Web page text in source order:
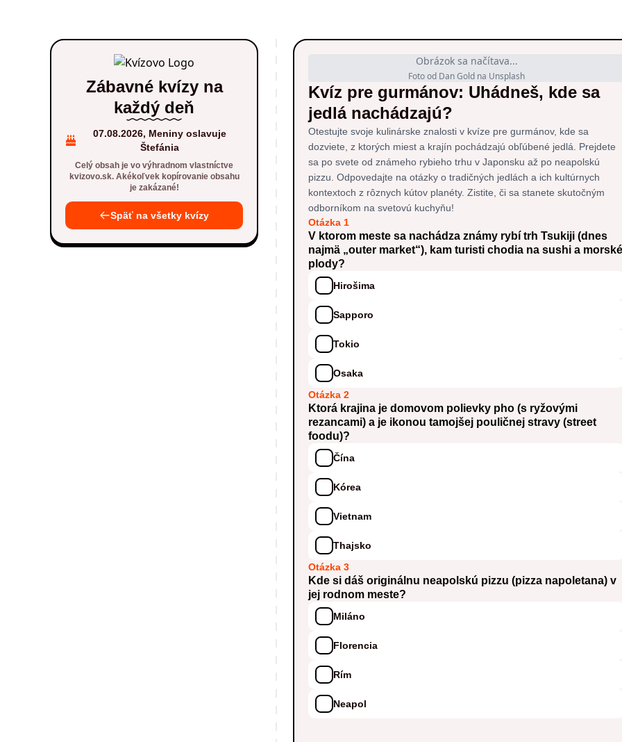
Zábavné kvízy na
každý deň
07.08.2026, Meniny oslavuje
Štefánia
Celý obsah je vo výhradnom vlastníctve
kvizovo.sk. Akékoľvek kopírovanie obsahu
je zakázané!
Späť na všetky kvízy
Obrázok sa načítava...
Foto od Dan Gold na Unsplash
Kvíz pre gurmánov: Uhádneš, kde sa
jedlá nachádzajú?
Otestujte svoje kulinárske znalosti v kvíze pre gurmánov, kde sa
dozviete, z ktorých miest a krajín pochádzajú obľúbené jedlá. Prejdete
sa po svete od známeho rybieho trhu v Japonsku až po neapolskú
pizzu. Odpovedajte na otázky o tradičných jedlách a ich kultúrnych
kontextoch z rôznych kútov planéty. Zistite, či sa stanete skutočným
odborníkom na svetovú kuchyňu!
Otázka 1
V ktorom meste sa nachádza známy rybí trh Tsukiji (dnes
najmä „outer market“), kam turisti chodia na sushi a morské
plody?
Hirošima
Sapporo
Tokio
Osaka
Otázka 2
Ktorá krajina je domovom polievky pho (s ryžovými
rezancami) a je ikonou tamojšej pouličnej stravy (street
foodu)?
Čína
Kórea
Vietnam
Thajsko
Otázka 3
Kde si dáš originálnu neapolskú pizzu (pizza napoletana) v
jej rodnom meste?
Miláno
Florencia
Rím
Neapol